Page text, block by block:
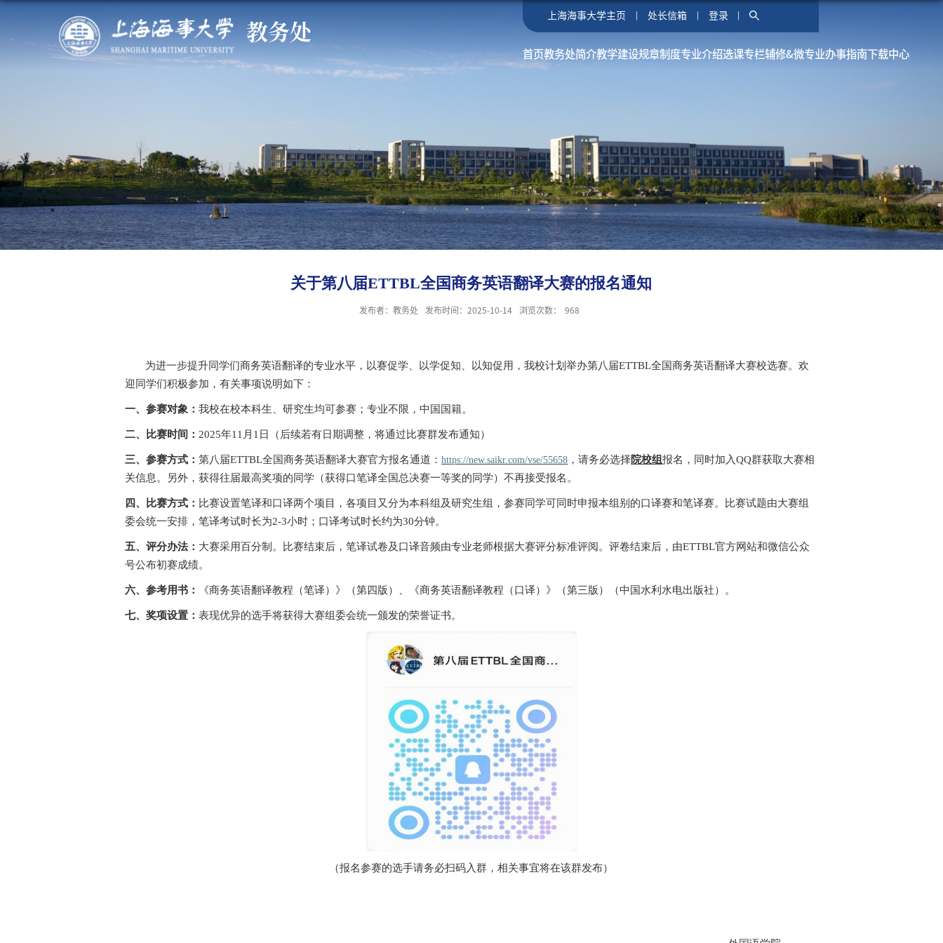
教务处 上海海事大学主页 处长信箱 登录
首页教务处简介教学建设规章制度专业介绍选课专栏辅修&微专业办事指南下载中心
关于第八届ETTBL全国商务英语翻译大赛的报名通知
发布者：教务处 发布时间：2025-10-14 浏览次数： 968
为进一步提升同学们商务英语翻译的专业水平，以赛促学、以学促知、以知促用，我校计划举办第八届ETTBL全国商务英语翻译大赛校选赛。欢
迎同学们积极参加，有关事项说明如下：
一、参赛对象：我校在校本科生、研究生均可参赛；专业不限，中国国籍。
二、比赛时间： 2025年11月1日（ 后续若有日期调整，将通过比赛群发布通知）
三、参赛方式：第八届ETTBL全国商务英语翻译大赛官方报名通道：https://new.saikr.com/vse/55658 ，请务必选择院校组报名，同时加入QQ群获取大赛相
关信息。另外，获得往届最高奖项的同学（获得口笔译全国总决赛一等奖的同学）不再接受报名。
四、比赛方式： 比赛设置笔译和口译两个项目，各项目又分为本科组及研究生组，参赛同学可同时申报本组别的口译赛和笔译赛。比赛试题由大赛组
委会统一安排，笔译考试时长为2-3小时；口译考试时长约为30分钟。
五、评分办法： 大赛采用百分制。比赛结束后，笔译试卷及口译音频由专业老师根据大赛评分标准评阅。评卷结束后，由ETTBL官方网站和微信公众
号公布初赛成绩。
六、参考用书： 《商务英语翻译教程（笔译）》（第四版）、《商务英语翻译教程（口译）》（第三版）（中国水利水电出版社）。
七、奖项设置：表现优异的选手将获得大赛组委会统一颁发的荣誉证书。
（报名参赛的选手请务必扫码入群，相关事宜将在该群发布）